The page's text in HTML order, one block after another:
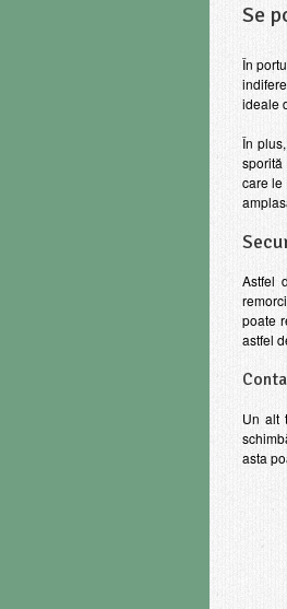
Se
În
ideale
În
care le
Astfel
poate
astfel
Un alt
asta